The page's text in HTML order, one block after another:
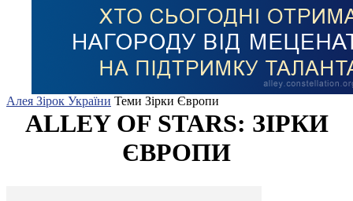
Алея Зірок України Теми Зірки Європи
ALLEY OF STARS: ЗІРКИ
ЄВРОПИ